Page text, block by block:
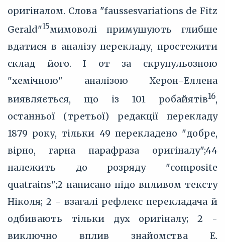
оригіналом. Слова "faussesvariations de Fitz
Gerald"15мимоволі примушують глибше
вдатися в аналізу перекладу, простежити
склад його. І от за скрупульозною
"хемічною" аналізою Херон-Еллена
виявляється, що із 101 робайятів16,
останньої (третьої) редакції перекладу
1879 року, тільки 49 перекладено "добре,
вірно, гарна парафраза оригіналу";44
належить до розряду "composite
quatrains";2 написано підо впливом тексту
Ніколя; 2 - взагалі рефлекс перекладача й
одбивають тільки дух оригіналу; 2 -
виключно вплив знайомства Е.